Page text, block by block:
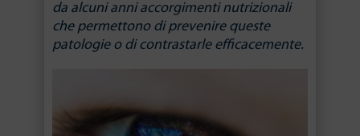
da alcuni anni accorgimenti nutrizionali
che permettono di prevenire queste
patologie o di contrastarle efficacemente.